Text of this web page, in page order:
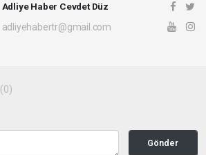
Adliye Haber Cevdet Düz
adliyehabertr@gmail.com
(0)
Gönder